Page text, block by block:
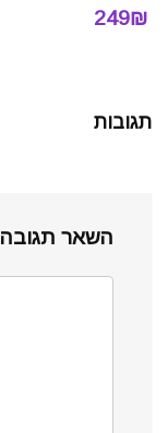
249₪
תגובות
השאר תגובה